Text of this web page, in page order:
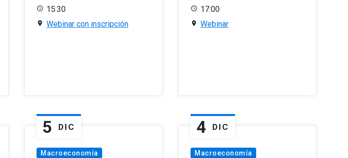
15:30
Webinar con inscripción
17:00
Webinar
5 DIC
Macroeconomía
4 DIC
Macroeconomía